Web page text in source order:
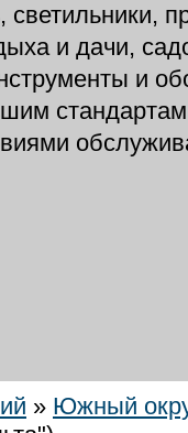
светильники,
и дачи,
и
» Южный